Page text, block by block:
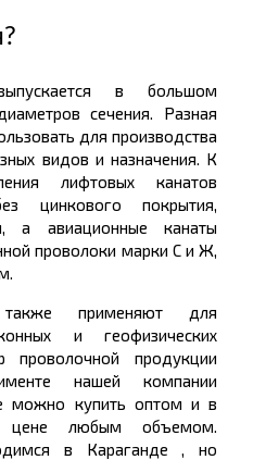
в большом
сечения. Разная
для производства
видов и назначения. К
лифтовых канатов
цинкового покрытия,
а авиационные канаты
проволоки марки С и Ж,
применяют для
и геофизических
проволочной продукции
нашей компании
можно купить оптом и в
ценелюбым объемом.
в Караганде , но